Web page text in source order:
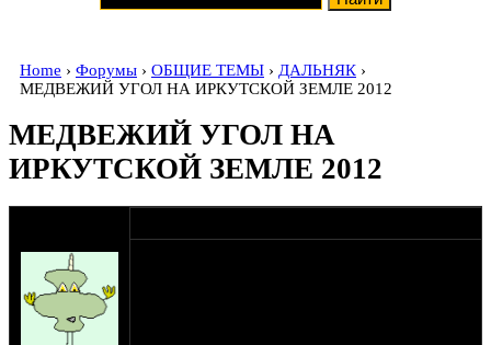
Home › Форумы › ОБЩИЕ ТЕМЫ › ДАЛЬНЯК ›
МЕДВЕЖИЙ УГОЛ НА ИРКУТСКОЙ ЗЕМЛЕ 2012
МЕДВЕЖИЙ УГОЛ НА
ИРКУТСКОЙ ЗЕМЛЕ 2012